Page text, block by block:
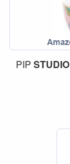
PIPSTUDIO